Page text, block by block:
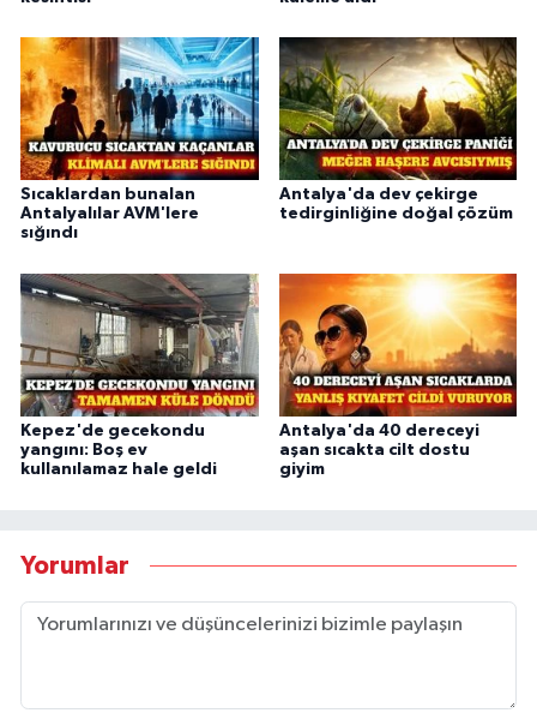
Sıcaklardan bunalan
Antalyalılar AVM'lere
sığındı
Antalya'da dev çekirge
tedirginliğine doğal çözüm
Kepez'de gecekondu
yangını: Boş ev
kullanılamaz hale geldi
Antalya'da 40 dereceyi
aşan sıcakta cilt dostu
giyim
Yorumlar